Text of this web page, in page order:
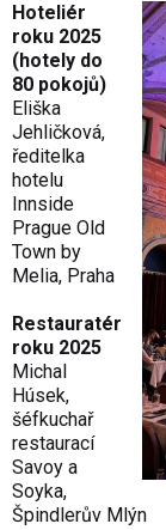
Hoteliér
roku 2025
(hotely do
80 pokojů)
Eliška
Jehličková,
ředitelka
hotelu
Innside
Prague Old
Town by
Melia, Praha
Restauratér
roku 2025
Michal
Húsek,
šéfkuchař
restaurací
Savoy a
Soyka,
Špindlerův Mlýn